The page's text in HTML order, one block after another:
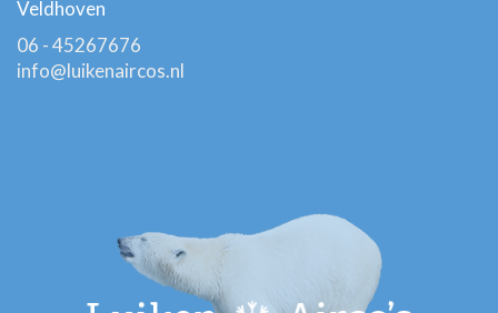
Veldhoven
06 - 45267676
info@luikenaircos.nl